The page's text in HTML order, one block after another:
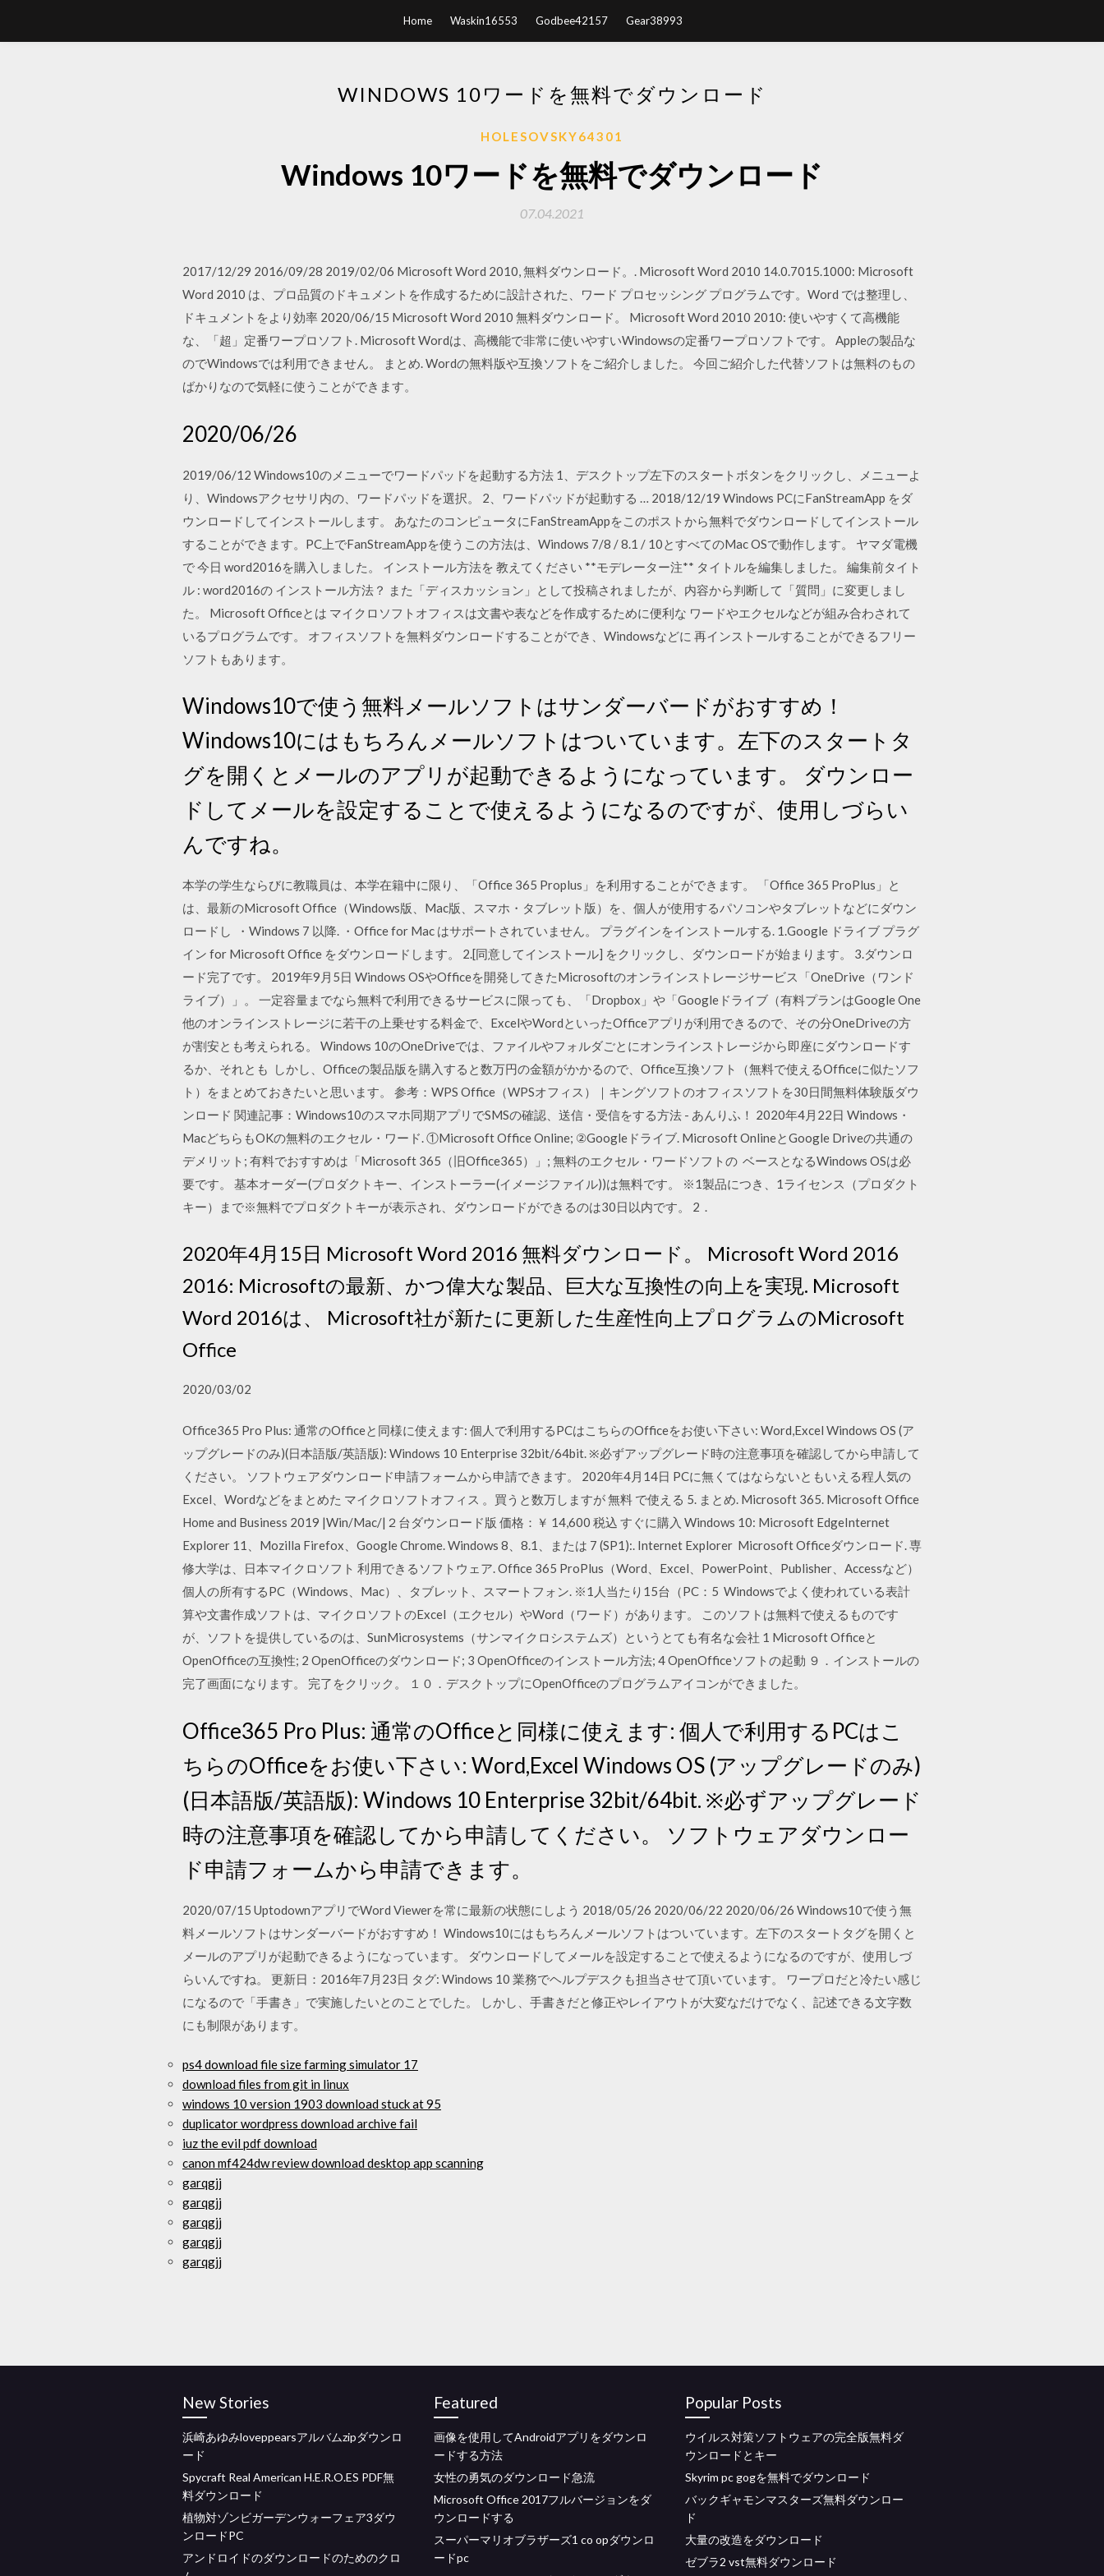
Home Waskin16553 Godbee42157 Gear38993
WINDOWS 10ワードを無料でダウンロード
HOLESOVSKY64301
Windows 10ワードを無料でダウンロード
07.04.2021
2017/12/29 2016/09/28 2019/02/06 Microsoft Word 2010, 無料ダウンロード。. Microsoft Word 2010 14.0.7015.1000: Microsoft
Word 2010 は、プロ品質のドキュメントを作成するために設計された、ワード プロセッシング プログラムです。Word では整理し、
ドキュメントをより効率 2020/06/15 Microsoft Word 2010 無料ダウンロード。 Microsoft Word 2010 2010: 使いやすくて高機能
な、「超」定番ワープロソフト. Microsoft Wordは、高機能で非常に使いやすいWindowsの定番ワープロソフトです。 Appleの製品な
のでWindowsでは利用できません。 まとめ. Wordの無料版や互換ソフトをご紹介しました。 今回ご紹介した代替ソフトは無料のもの
ばかりなので気軽に使うことができます。
2020/06/26
2019/06/12 Windows10のメニューでワードパッドを起動する方法 1、デスクトップ左下のスタートボタンをクリックし、メニューよ
り、Windowsアクセサリ内の、ワードパッドを選択。 2、ワードパッドが起動する … 2018/12/19 Windows PCにFanStreamApp をダ
ウンロードしてインストールします。 あなたのコンピュータにFanStreamAppをこのポストから無料でダウンロードしてインストール
することができます。PC上でFanStreamAppを使うこの方法は、Windows 7/8 / 8.1 / 10とすべてのMac OSで動作します。 ヤマダ電機
で 今日 word2016を購入しました。 インストール方法を 教えてください **モデレーター注** タイトルを編集しました。 編集前タイト
ル : word2016の インストール方法？ また「ディスカッション」として投稿されましたが、内容から判断して「質問」に変更しまし
た。 Microsoft Officeとは マイクロソフトオフィスは文書や表などを作成するために便利な ワードやエクセルなどが組み合わされて
いるプログラムです。 オフィスソフトを無料ダウンロードすることができ、Windowsなどに 再インストールすることができるフリー
ソフトもあります。
Windows10で使う無料メールソフトはサンダーバードがおすすめ！
Windows10にはもちろんメールソフトはついています。左下のスタートタ
グを開くとメールのアプリが起動できるようになっています。 ダウンロー
ドしてメールを設定することで使えるようになるのですが、使用しづらい
んですね。
本学の学生ならびに教職員は、本学在籍中に限り、「Office 365 Proplus」を利用することができます。 「Office 365 ProPlus」と
は、最新のMicrosoft Office（Windows版、Mac版、スマホ・タブレット版）を、個人が使用するパソコンやタブレットなどにダウン
ロードし ・Windows 7 以降. ・Office for Mac はサポートされていません。 プラグインをインストールする. 1.Google ドライブ プラグ
イン for Microsoft Office をダウンロードします。 2.[同意してインストール] をクリックし、ダウンロードが始まります。 3.ダウンロ
ード完了です。 2019年9月5日 Windows OSやOfficeを開発してきたMicrosoftのオンラインストレージサービス「OneDrive（ワンド
ライブ）」。 一定容量までなら無料で利用できるサービスに限っても、「Dropbox」や「Googleドライブ（有料プランはGoogle One
他のオンラインストレージに若干の上乗せする料金で、ExcelやWordといったOfficeアプリが利用できるので、その分OneDriveの方
が割安とも考えられる。 Windows 10のOneDriveでは、ファイルやフォルダごとにオンラインストレージから即座にダウンロードす
るか、それとも しかし、Officeの製品版を購入すると数万円の金額がかかるので、Office互換ソフト（無料で使えるOfficeに似たソフ
ト）をまとめておきたいと思います。 参考：WPS Office（WPSオフィス）｜キングソフトのオフィスソフトを30日間無料体験版ダウ
ンロード 関連記事：Windows10のスマホ同期アプリでSMSの確認、送信・受信をする方法 - あんりふ！ 2020年4月22日 Windows・
MacどちらもOKの無料のエクセル・ワード. ①Microsoft Office Online; ②Googleドライブ. Microsoft OnlineとGoogle Driveの共通の
デメリット; 有料でおすすめは「Microsoft 365（旧Office365）」; 無料のエクセル・ワードソフトの ベースとなるWindows OSは必
要です。 基本オーダー(プロダクトキー、インストーラー(イメージファイル))は無料です。 ※1製品につき、1ライセンス（プロダクト
キー）まで※無料でプロダクトキーが表示され、ダウンロードができるのは30日以内です。 2．
2020年4月15日 Microsoft Word 2016 無料ダウンロード。 Microsoft Word 2016
2016: Microsoftの最新、かつ偉大な製品、巨大な互換性の向上を実現. Microsoft
Word 2016は、 Microsoft社が新たに更新した生産性向上プログラムのMicrosoft
Office
2020/03/02
Office365 Pro Plus: 通常のOfficeと同様に使えます: 個人で利用するPCはこちらのOfficeをお使い下さい: Word,Excel Windows OS (ア
ップグレードのみ)(日本語版/英語版): Windows 10 Enterprise 32bit/64bit. ※必ずアップグレード時の注意事項を確認してから申請して
ください。 ソフトウェアダウンロード申請フォームから申請できます。 2020年4月14日 PCに無くてはならないともいえる程人気の
Excel、Wordなどをまとめた マイクロソフトオフィス 。買うと数万しますが 無料 で使える 5. まとめ. Microsoft 365. Microsoft Office
Home and Business 2019 |Win/Mac/|２台ダウンロード版 価格：￥ 14,600 税込 すぐに購入 Windows 10: Microsoft EdgeInternet
Explorer 11、Mozilla Firefox、Google Chrome. Windows 8、8.1、または 7 (SP1):. Internet Explorer Microsoft Officeダウンロード. 専
修大学は、日本マイクロソフト 利用できるソフトウェア. Office 365 ProPlus（Word、Excel、PowerPoint、Publisher、Accessなど）
個人の所有するPC（Windows、Mac）、タブレット、スマートフォン. ※1人当たり15台（PC：5 Windowsでよく使われている表計
算や文書作成ソフトは、マイクロソフトのExcel（エクセル）やWord（ワード）があります。 このソフトは無料で使えるものです
が、ソフトを提供しているのは、SunMicrosystems（サンマイクロシステムズ）というとても有名な会社 1 Microsoft Officeと
OpenOfficeの互換性; 2 OpenOfficeのダウンロード; 3 OpenOfficeのインストール方法; 4 OpenOfficeソフトの起動 ９．インストールの
完了画面になります。 完了をクリック。 １０．デスクトップにOpenOfficeのプログラムアイコンができました。
Office365 Pro Plus: 通常のOfficeと同様に使えます: 個人で利用するPCはこ
ちらのOfficeをお使い下さい: Word,Excel Windows OS (アップグレードのみ)
(日本語版/英語版): Windows 10 Enterprise 32bit/64bit. ※必ずアップグレード
時の注意事項を確認してから申請してください。 ソフトウェアダウンロー
ド申請フォームから申請できます。
2020/07/15 UptodownアプリでWord Viewerを常に最新の状態にしよう 2018/05/26 2020/06/22 2020/06/26 Windows10で使う無
料メールソフトはサンダーバードがおすすめ！ Windows10にはもちろんメールソフトはついています。左下のスタートタグを開くと
メールのアプリが起動できるようになっています。 ダウンロードしてメールを設定することで使えるようになるのですが、使用しづ
らいんですね。 更新日：2016年7月23日 タグ: Windows 10 業務でヘルプデスクも担当させて頂いています。 ワープロだと冷たい感じ
になるので「手書き」で実施したいとのことでした。 しかし、手書きだと修正やレイアウトが大変なだけでなく、記述できる文字数
にも制限があります。
ps4 download file size farming simulator 17
download files from git in linux
windows 10 version 1903 download stuck at 95
duplicator wordpress download archive fail
iuz the evil pdf download
canon mf424dw review download desktop app scanning
garqgjj
garqgjj
garqgjj
garqgjj
garqgjj
New Stories
浜崎あゆみloveppearsアルバムzipダウンロ
ード
Spycraft Real American H.E.R.O.ES PDF無
料ダウンロード
植物対ゾンビガーデンウォーフェア3ダウ
ンロードPC
アンドロイドのダウンロードのためのクロ
Featured
画像を使用してAndroidアプリをダウンロ
ードする方法
女性の勇気のダウンロード急流
Microsoft Office 2017フルバージョンをダ
ウンロードする
スーパーマリオブラザーズ1 co opダウンロ
ードpc
Popular Posts
ウイルス対策ソフトウェアの完全版無料ダ
ウンロードとキー
Skyrim pc gogを無料でダウンロード
バックギャモンマスターズ無料ダウンロー
ド
大量の改造をダウンロード
ゼブラ2 vst無料ダウンロード